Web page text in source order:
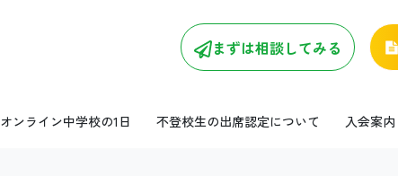
まずは相談してみる
オンライン中学校の1日 不登校生の出席認定について 入会案内